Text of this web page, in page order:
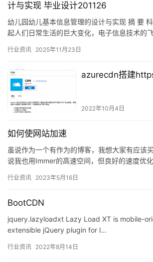
计与实现 毕业设计201126
幼儿园幼儿基本信息管理的设计与实现 摘 要
起人们日常生活的巨大变化，电子信息技术的
行业资讯 2025年11月23日
azurecdn搭建
2022年10月4日
如何使网站加速
虽说作为一个有作为的博客，我想大家有应该
说我也用Immer的高速空间，但良好的速度优化
区…
行业资讯 2023年5月16日
BootCDN
jquery.lazyloadxt Lazy Load XT is mobile-
extensible jQuery plugin for l…
行业资讯 2022年8月14日